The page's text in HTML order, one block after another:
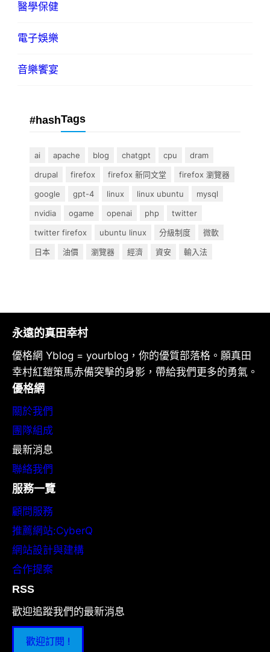
醫學保健
電子娛樂
音樂饗宴
#hashTags
ai apache blog chatgpt cpu
dram
drupal
firefox firefox 新同文堂
firefox 瀏覽器
google
gpt-4 linux linux ubuntu
mysql
nvidia
ogame openai php
twitter
twitter firefox
ubuntu linux 分級制度
微軟
日本
油價 瀏覽器 經濟 資安 輸入法
永遠的真田幸村
優格網 Yblog = yourblog，你的優質部落格。願真田
幸村紅鎧策馬赤備突擊的身影，帶給我們更多的勇氣。
優格網
關於我們
團隊組成
最新消息
聯絡我們
服務一覽
顧問服務
推薦網站:CyberQ
網站設計與建構
合作提案
RSS
歡迎追蹤我們的最新消息
歡迎訂閱 !